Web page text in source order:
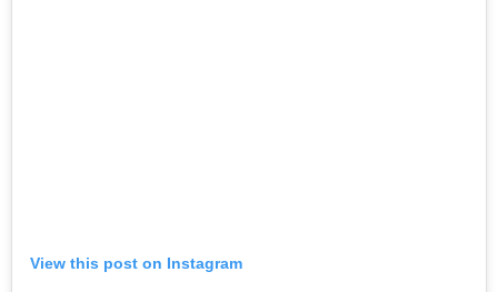
View this post on Instagram